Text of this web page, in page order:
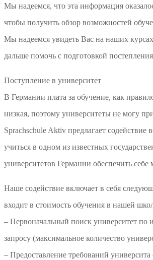
Мы надеемся, что эта информация
чтобы получить обзор возможностей
Мы надеемся увидеть Вас на наших
дальше помочь с подготовкой
Поступление в университет
В Германии плата за обучение, как
низкая, поэтому университеты не могу
Sprachschule Aktiv предлагает содействие
учиться в одном из известных
университетов Германии обеспечить себе
Наше содействие включает в себя
входит в стоимость обучения в нашей
– Первоначальный поиск университет по
запросу (максимальное количество
– Предоставление требований